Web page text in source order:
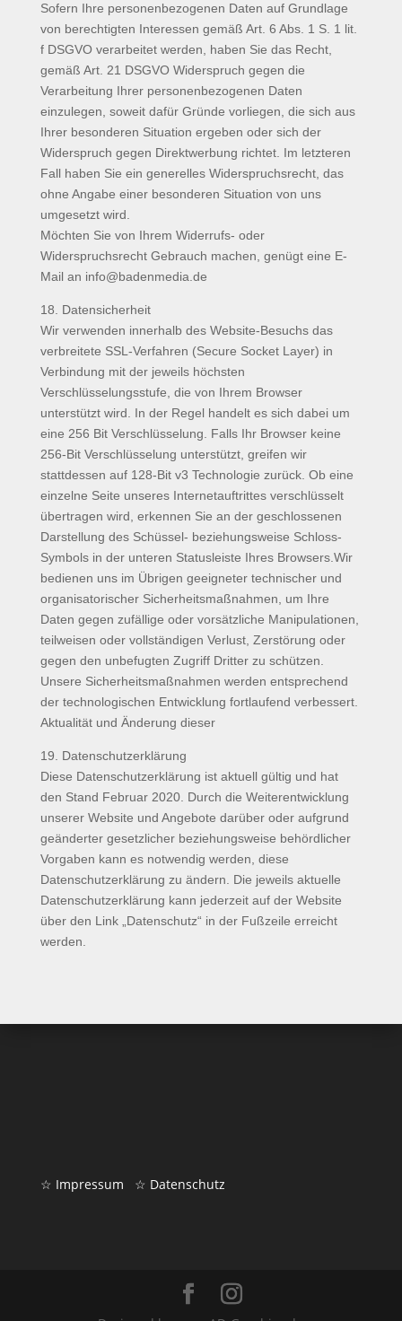
Sofern Ihre personenbezogenen Daten auf Grundlage
von berechtigten Interessen gemäß Art. 6 Abs. 1 S. 1 lit.
f DSGVO verarbeitet werden, haben Sie das Recht,
gemäß Art. 21 DSGVO Widerspruch gegen die
Verarbeitung Ihrer personenbezogenen Daten
einzulegen, soweit dafür Gründe vorliegen, die sich aus
Ihrer besonderen Situation ergeben oder sich der
Widerspruch gegen Direktwerbung richtet. Im letzteren
Fall haben Sie ein generelles Widerspruchsrecht, das
ohne Angabe einer besonderen Situation von uns
umgesetzt wird.
Möchten Sie von Ihrem Widerrufs- oder
Widerspruchsrecht Gebrauch machen, genügt eine E-
Mail an info@badenmedia.de
18. Datensicherheit
Wir verwenden innerhalb des Website-Besuchs das
verbreitete SSL-Verfahren (Secure Socket Layer) in
Verbindung mit der jeweils höchsten
Verschlüsselungsstufe, die von Ihrem Browser
unterstützt wird. In der Regel handelt es sich dabei um
eine 256 Bit Verschlüsselung. Falls Ihr Browser keine
256-Bit Verschlüsselung unterstützt, greifen wir
stattdessen auf 128-Bit v3 Technologie zurück. Ob eine
einzelne Seite unseres Internetauftrittes verschlüsselt
übertragen wird, erkennen Sie an der geschlossenen
Darstellung des Schüssel- beziehungsweise Schloss-
Symbols in der unteren Statusleiste Ihres Browsers.Wir
bedienen uns im Übrigen geeigneter technischer und
organisatorischer Sicherheitsmaßnahmen, um Ihre
Daten gegen zufällige oder vorsätzliche Manipulationen,
teilweisen oder vollständigen Verlust, Zerstörung oder
gegen den unbefugten Zugriff Dritter zu schützen.
Unsere Sicherheitsmaßnahmen werden entsprechend
der technologischen Entwicklung fortlaufend verbessert.
Aktualität und Änderung dieser
19. Datenschutzerklärung
Diese Datenschutzerklärung ist aktuell gültig und hat
den Stand Februar 2020. Durch die Weiterentwicklung
unserer Website und Angebote darüber oder aufgrund
geänderter gesetzlicher beziehungsweise behördlicher
Vorgaben kann es notwendig werden, diese
Datenschutzerklärung zu ändern. Die jeweils aktuelle
Datenschutzerklärung kann jederzeit auf der Website
über den Link „Datenschutz“ in der Fußzeile erreicht
werden.
☆ Impressum ☆ Datenschutz